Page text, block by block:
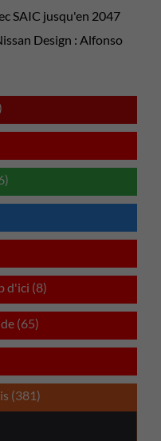
SAIC jusqu'en 2047
Design : Alfonso
d'ici (8)
(65)
(381)